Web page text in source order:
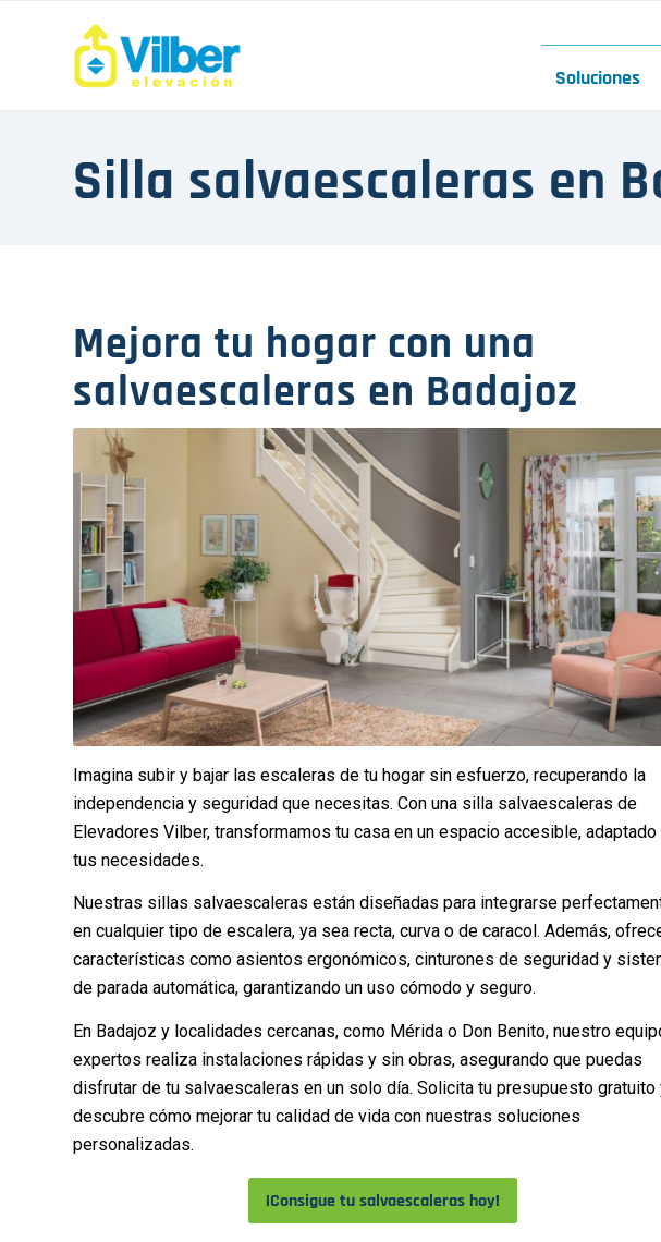
Soluciones
Silla salvaescaleras en
Mejora tu hogar con una
salvaescaleras en Badajoz
Imagina subir y bajar las escaleras de tu hogar sin esfuerzo, recuperando la
independencia y seguridad que necesitas. Con una silla salvaescaleras de
Elevadores Vilber, transformamos tu casa en un espacio accesible, adaptado
tus necesidades.
Nuestras sillas salvaescaleras están diseñadas para integrarse
en cualquier tipo de escalera, ya sea recta, curva o de caracol. Además,
características como asientos ergonómicos, cinturones de seguridad y
de parada automática, garantizando un uso cómodo y seguro.
En Badajoz y localidades cercanas, como Mérida o Don Benito, nuestro
expertos realiza instalaciones rápidas y sin obras, asegurando que puedas
disfrutar de tu salvaescaleras en un solo día. Solicita tu presupuesto gratuito
descubre cómo mejorar tu calidad de vida con nuestras soluciones
personalizadas.
¡Consigue tu salvaescaleras hoy!